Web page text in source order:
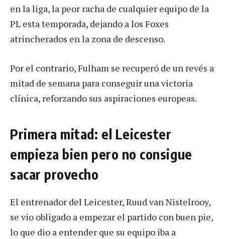
en la liga, la peor racha de cualquier equipo de la
PL esta temporada, dejando a los Foxes
atrincherados en la zona de descenso.
Por el contrario, Fulham se recuperó de un revés a
mitad de semana para conseguir una victoria
clínica, reforzando sus aspiraciones europeas.
Primera mitad: el Leicester
empieza bien pero no consigue
sacar provecho
El entrenador del Leicester, Ruud van Nistelrooy,
se vio obligado a empezar el partido con buen pie,
lo que dio a entender que su equipo iba a